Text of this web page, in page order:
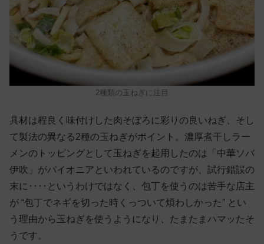
2種類の玉ねぎに注目
具材は程良く味付けした肉そぼろに彩りの良いねぎ、そし
て製法の異なる2種の玉ねぎがポイント。濃厚煮干しラー
メンのトッピングとして玉ねぎを起用したのは「中華ソバ
伊吹」がパイオニアといわれているのですが、試行錯誤の
末に‥‥というわけではなく、包丁を使うのは苦手な店主
が “包丁でネギを切った時くっついて煩わしかった” とい
う理由から玉ねぎを使うようになり、たまたまハマッたそ
うです。